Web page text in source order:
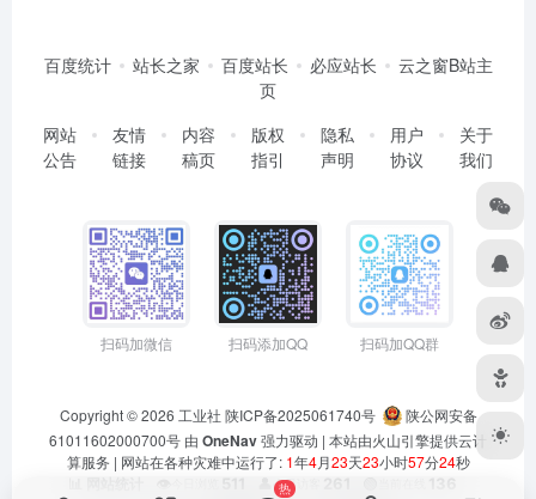
百度统计 站长之家 百度站长 必应站长
云之窗B站主
页
网站
公告
友情
链接
内容
稿页
版权
指引
隐私
声明
用户
协议
关于
我们
扫码加微信 扫码添加QQ 扫码加QQ群
Copyright © 2026 工业社 陕ICP备2025061740号
陕公网安备
61011602000700号 由 OneNav强力驱动 | 本站由火山引擎提供云计
算服务 | 网站在各种灾难中运行了: 1年4月23天23小时57分24秒
今日访客
热